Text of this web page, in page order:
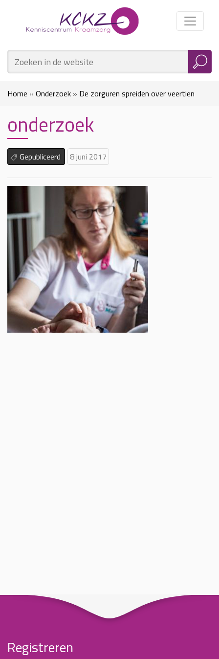
Home » Onderzoek » De zorguren spreiden over veertien
onderzoek
onderzoek
Gepubliceerd 8 juni 2017
Registreren